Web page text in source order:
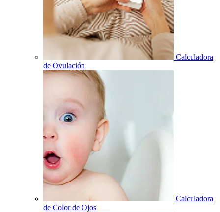
Calculadora
de Ovulación
Calculadora
de Color de Ojos